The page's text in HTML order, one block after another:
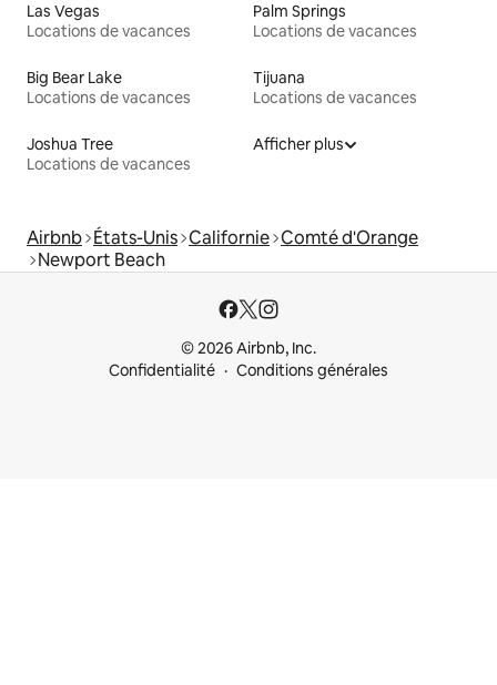
Las Vegas
Locations de vacances
Palm Springs
Locations de vacances
Big Bear Lake
Locations de vacances
Tijuana
Locations de vacances
Joshua Tree
Locations de vacances
Afficher plus
Airbnb États-Unis Californie Comté d'Orange
Newport Beach
© 2026 Airbnb, Inc.
Confidentialité
Conditions générales